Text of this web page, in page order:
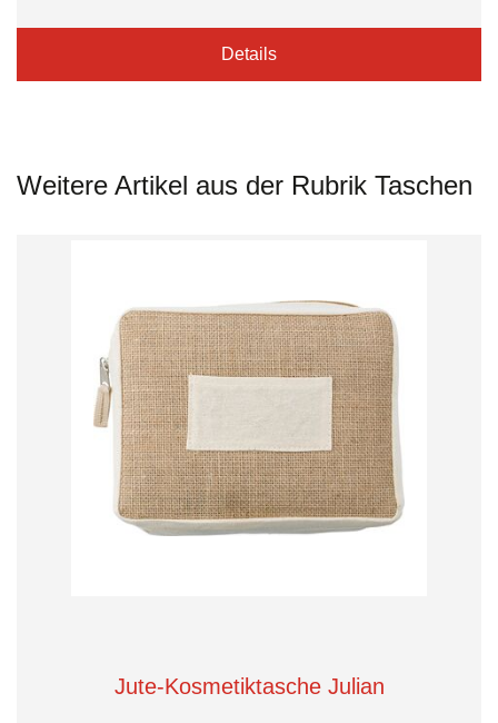
Details
Weitere Artikel aus der Rubrik Taschen
Jute-Kosmetiktasche Julian